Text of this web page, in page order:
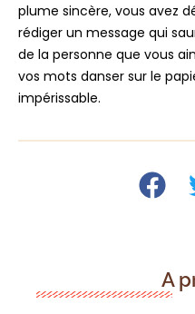
plume sincère, vous avez
rédiger un message qui
de la personne que vous
vos mots danser sur le
impérissable.
A